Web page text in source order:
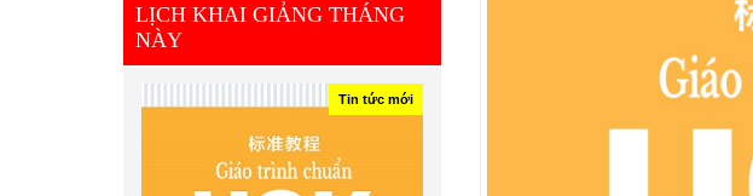
LỊCH KHAI GIẢNG THÁNG
NÀY
Tin tức mới